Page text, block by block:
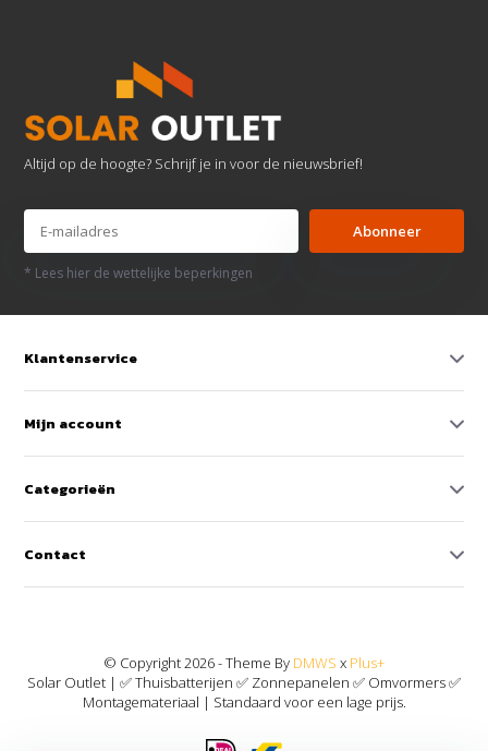
Altijd op de hoogte? Schrijf je in voor de nieuwsbrief!
Abonneer
* Lees hier de wettelijke beperkingen
Klantenservice
Mijn account
Categorieën
Contact
© Copyright 2026 - Theme By DMWS x Plus+
Solar Outlet | ✅ Thuisbatterijen ✅ Zonnepanelen ✅ Omvormers ✅
Montagemateriaal | Standaard voor een lage prijs.